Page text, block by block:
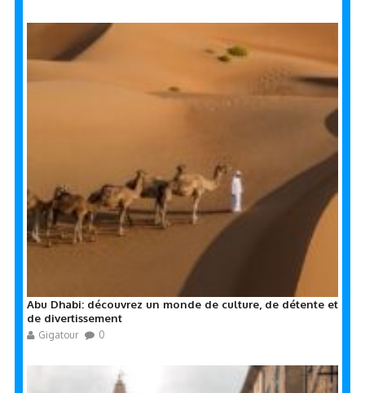
Abu Dhabi: découvrez un monde de culture, de détente et
de divertissement
Gigatour 0